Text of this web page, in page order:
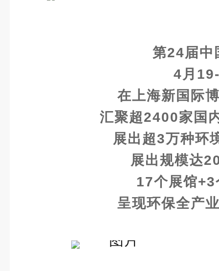
第24届中
4月
在上海新国际
汇聚超2400家国
展出超3万种环
展出规模达
17个展馆
呈现环保全产